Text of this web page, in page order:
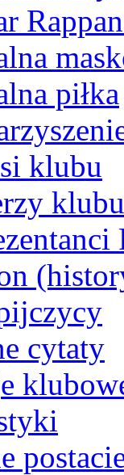
piłka
klubu
klubu
cytaty